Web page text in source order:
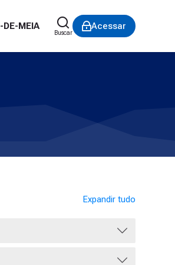
DE-MEIA
Buscar
Acessar
Expandir tudo